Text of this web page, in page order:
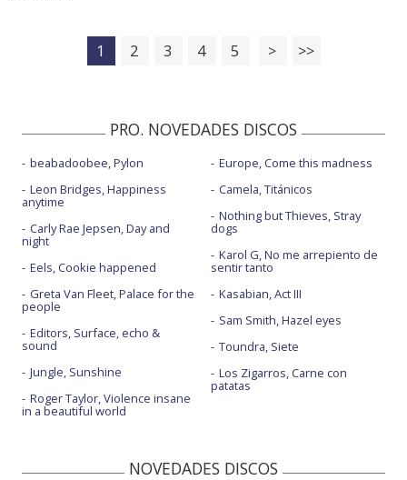
1 2 3 4 5 > >>
PRO. NOVEDADES DISCOS
beabadoobee, Pylon
Leon Bridges, Happiness
anytime
Carly Rae Jepsen, Day and
night
Eels, Cookie happened
Greta Van Fleet, Palace for the
people
Editors, Surface, echo &
sound
Jungle, Sunshine
Roger Taylor, Violence insane
in a beautiful world
Europe, Come this madness
Camela, Titánicos
Nothing but Thieves, Stray
dogs
Karol G, No me arrepiento de
sentir tanto
Kasabian, Act III
Sam Smith, Hazel eyes
Toundra, Siete
Los Zigarros, Carne con
patatas
NOVEDADES DISCOS